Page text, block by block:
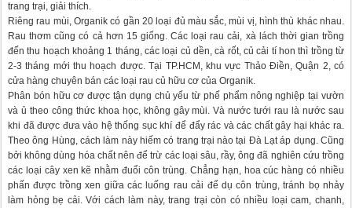
trang trại, giải thích.
Riêng rau mùi, Organik có gần 20 loại đủ màu sắc, mùi vị, hình thù khác nhau.
Rau thơm cũng có cả hơn 15 giống. Các loại rau cải, xà lách thời gian trồng
đến thu hoạch khoảng 1 tháng, các loại củ dền, cà rốt, củ cải tí hon thì trồng từ
2-3 tháng mới thu hoạch được. Tại TP.HCM, khu vực Thảo Điền, Quận 2, có
cửa hàng chuyên bán các loại rau củ hữu cơ của Organik.
Phân bón hữu cơ được tận dụng chủ yếu từ phế phẩm nông nghiệp tại vườn
và ủ theo công thức khoa học, không gây mùi. Và nước tưới rau là nước sau
khi đã được đưa vào hệ thống sục khí để đẩy rác và các chất gây hại khác ra.
Theo ông Hùng, cách làm này hiếm có trang trại nào tại Đà Lạt áp dụng. Cũng
bởi không dùng hóa chất nên để trừ các loại sâu, rầy, ông đã nghiên cứu trồng
các loại cây xen kẽ nhằm đuổi côn trùng. Chẳng hạn, hoa cúc hàng có nhiều
phấn được trồng xen giữa các luống rau cải để dụ côn trùng, tránh bọ nhảy
làm hỏng bẹ cải. Với cách làm này, trang trại còn có nhiều loại cam, chanh,